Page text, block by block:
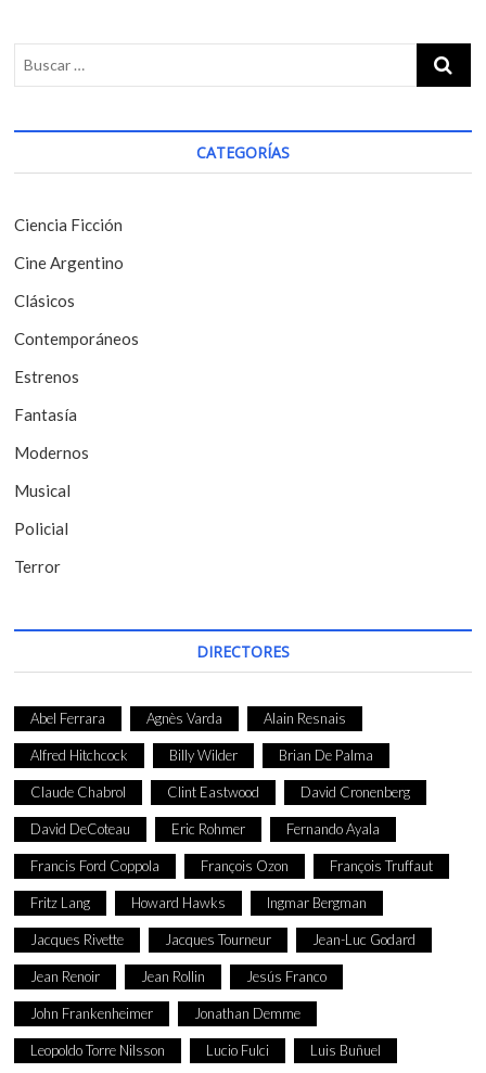
g
a
i
ó
n
e
e
n
t
r
a
d
a
s
p
s
:
:
CATEGORÍAS
Ciencia Ficción
Cine Argentino
Clásicos
Contemporáneos
Estrenos
Fantasía
Modernos
Musical
Policial
Terror
DIRECTORES
Abel Ferrara Agnès Varda Alain Resnais
Alfred Hitchcock Billy Wilder Brian De Palma
Claude Chabrol Clint Eastwood David Cronenberg
David DeCoteau Eric Rohmer Fernando Ayala
Francis Ford Coppola François Ozon François Truffaut
Fritz Lang Howard Hawks Ingmar Bergman
Jacques Rivette Jacques Tourneur Jean-Luc Godard
Jean Renoir Jean Rollin Jesús Franco
John Frankenheimer Jonathan Demme
Leopoldo Torre Nilsson Lucio Fulci Luis Buñuel